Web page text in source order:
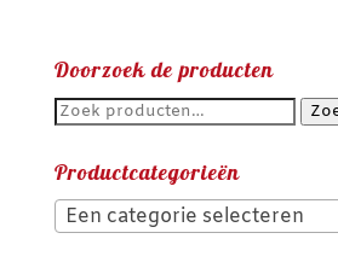
Doorzoek de producten
Zoeken
Productcategorieën
Een categorie selecteren